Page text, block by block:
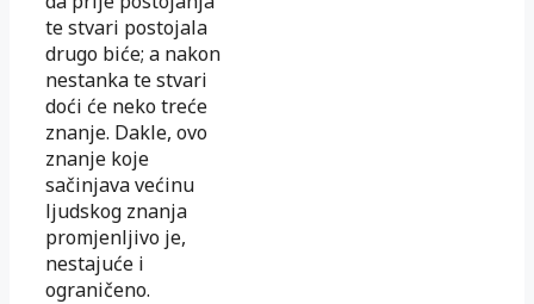
te stvari postojala
drugo biće; a nakon
nestanka te stvari
doći će neko treće
znanje. Dakle, ovo
znanje koje
sačinjava većinu
ljudskog znanja
promjenljivo je,
nestajuće i
ograničeno.